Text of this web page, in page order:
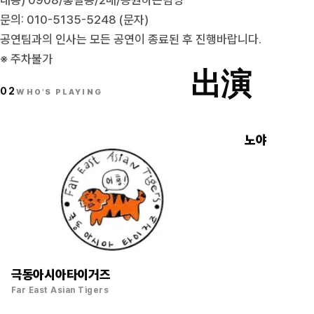
문의: 010-5135-5248 (문자)
공연팀과의 인사는 모든 공연이 종료된 후 진행바랍니다.
※ 주차불가
02WHO'S PLAYING 出演
극동아시아타이거즈
Far East Asian Tigers
노야